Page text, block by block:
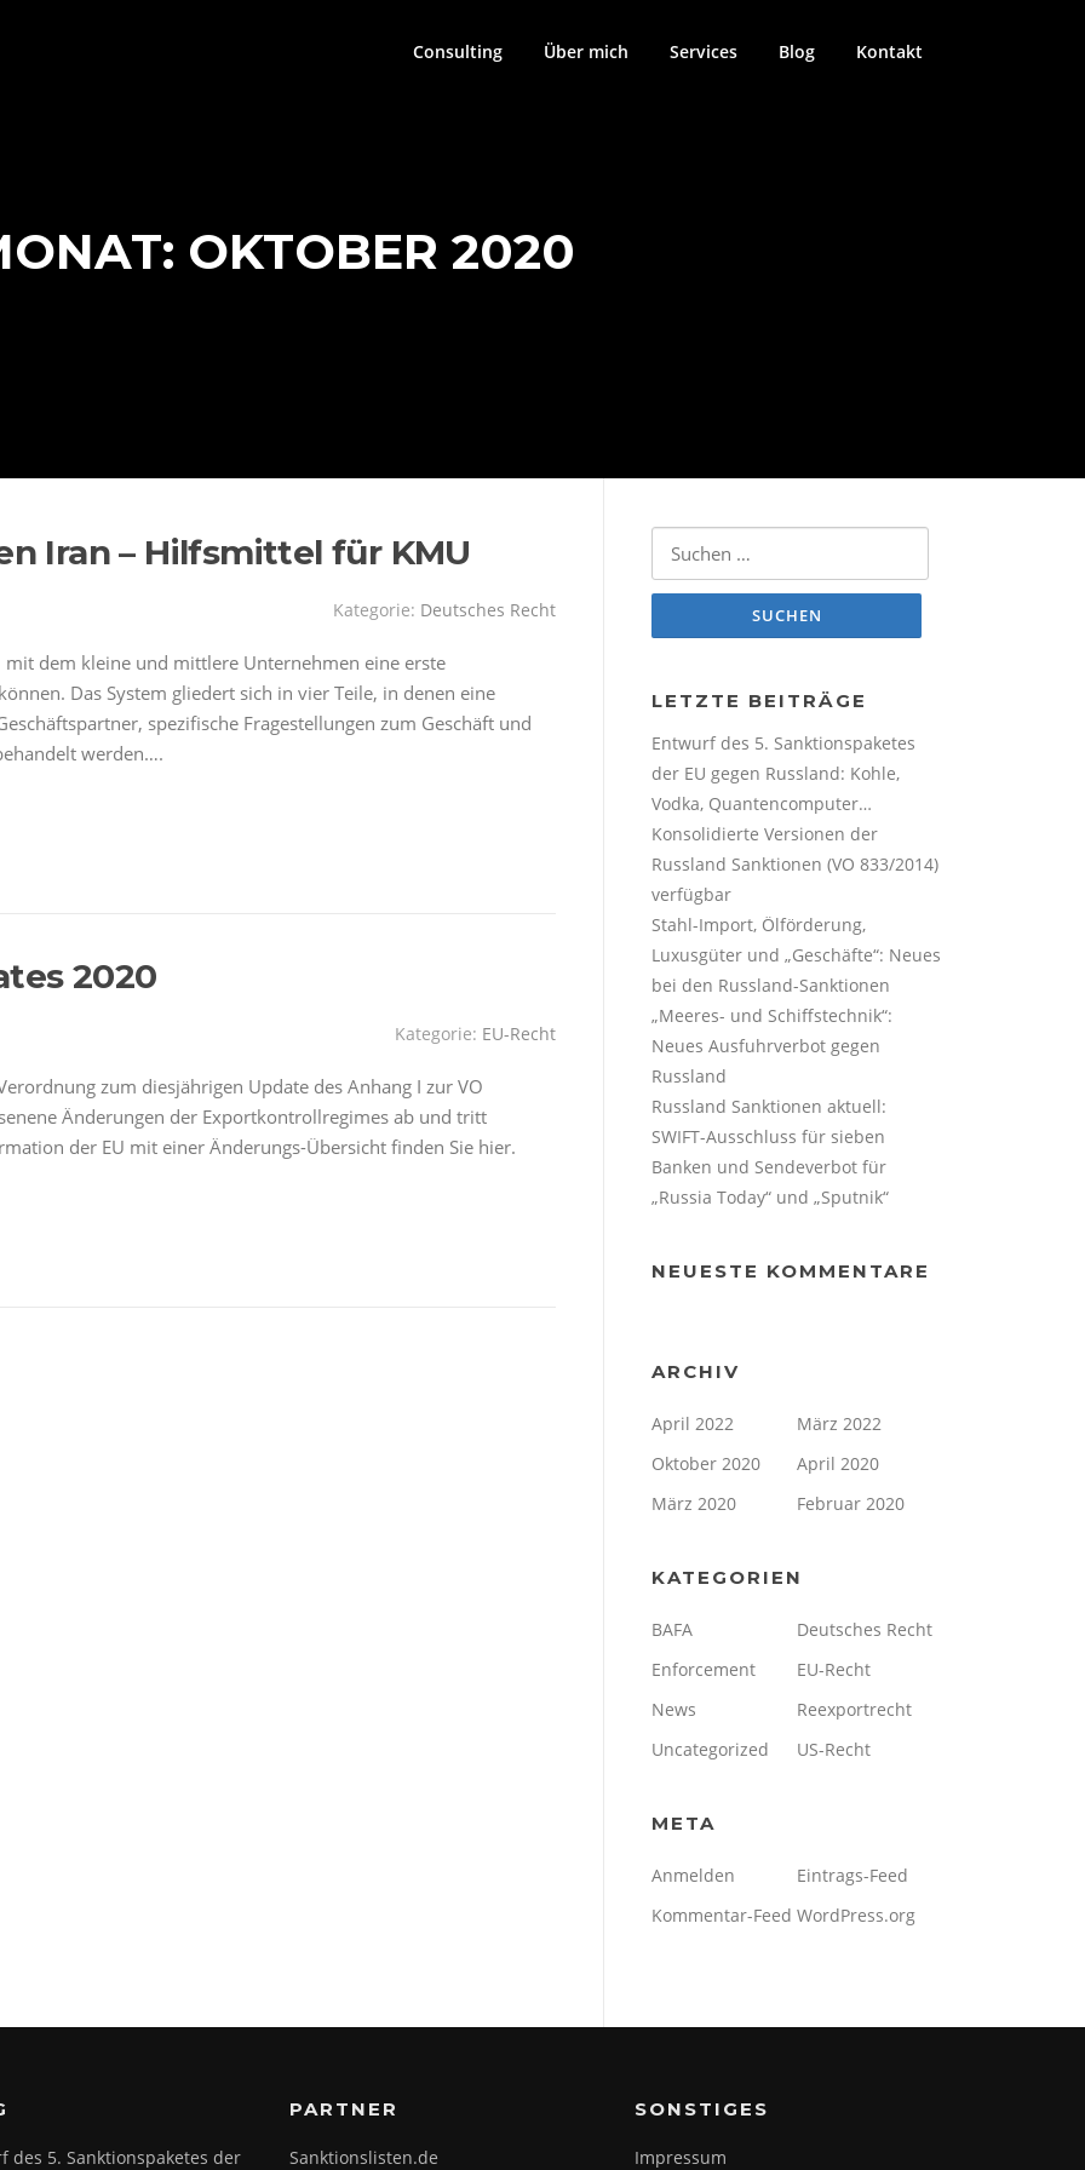
Consulting Über mich Services Blog Kontakt
OKTOBER 2020
Iran – Hilfsmittel für KMU
Kategorie: Deutsches Recht
mit dem kleine und mittlere Unternehmen eine erste
Das System gliedert sich in vier Teile, in denen eine
spezifische Fragestellungen zum Geschäft und
werden….
2020
Kategorie: EU-Recht
zum diesjährigen Update des Anhang I zur VO
Änderungen der Exportkontrollregimes ab und tritt
der EU mit einer Änderungs-Übersicht finden Sie hier.
Suchen nach:
LETZTE BEITRÄGE
Entwurf des 5. Sanktionspaketes
der EU gegen Russland: Kohle,
Vodka, Quantencomputer…
Konsolidierte Versionen der
Russland Sanktionen (VO 833/2014)
verfügbar
Stahl-Import, Ölförderung,
Luxusgüter und „Geschäfte“: Neues
bei den Russland-Sanktionen
„Meeres- und Schiffstechnik“:
Neues Ausfuhrverbot gegen
Russland
Russland Sanktionen aktuell:
SWIFT-Ausschluss für sieben
Banken und Sendeverbot für
„Russia Today“ und „Sputnik“
NEUESTE KOMMENTARE
ARCHIV
April 2022
März 2022
Oktober 2020
April 2020
März 2020
Februar 2020
KATEGORIEN
BAFA
Deutsches Recht
Enforcement
EU-Recht
News
Reexportrecht
Uncategorized
US-Recht
META
Anmelden
Eintrags-Feed
Kommentar-Feed WordPress.org
des 5. Sanktionspaketes der
PARTNER
Sanktionslisten.de
SONSTIGES
Impressum